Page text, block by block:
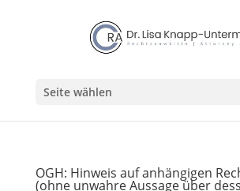
Seite wählen
OGH: Hinweis auf anhängigen
(ohne unwahre Aussage über